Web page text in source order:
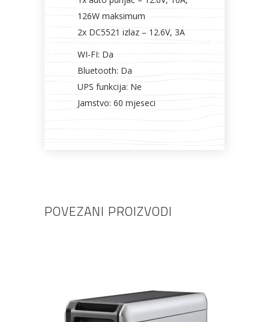
126W maksimum
2x DC5521 izlaz – 12.6V, 3A
WI-FI: Da
Bluetooth: Da
UPS funkcija: Ne
Jamstvo: 60 mjeseci
POVEZANI PROIZVODI